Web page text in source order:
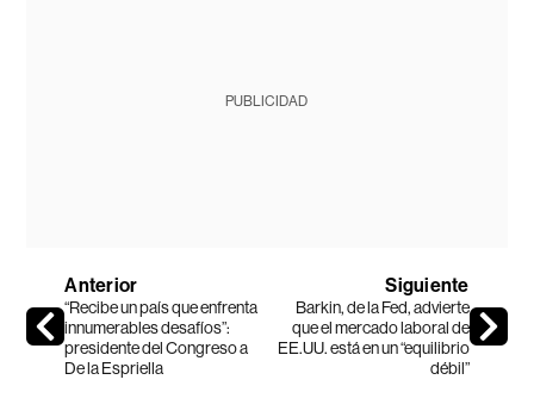
PUBLICIDAD
Anterior
“Recibe un país que enfrenta
innumerables desafíos”:
presidente del Congreso a
De la Espriella
Siguiente
Barkin, de la Fed, advierte
que el mercado laboral de
EE.UU. está en un “equilibrio
débil”